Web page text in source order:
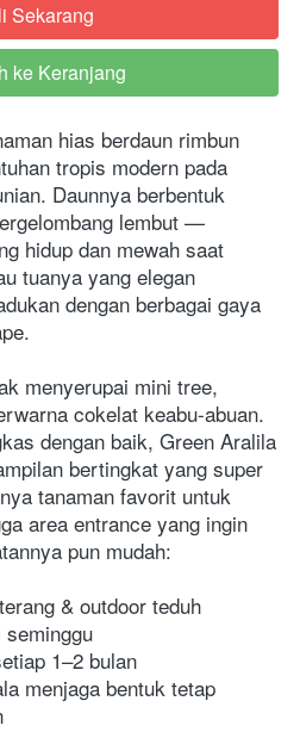
Sekarang
ke Keranjang
hias berdaun rimbun
tropis modern pada
Daunnya berbentuk
lembut —
hidup dan mewah saat
tuanya yang elegan
dengan berbagai gaya
menyerupai mini tree,
cokelat keabu-abuan.
dengan baik, Green Aralila
bertingkat yang super
tanaman favorit untuk
area entrance yang ingin
pun mudah:
& outdoor teduh
seminggu
1–2 bulan
menjaga bentuk tetap